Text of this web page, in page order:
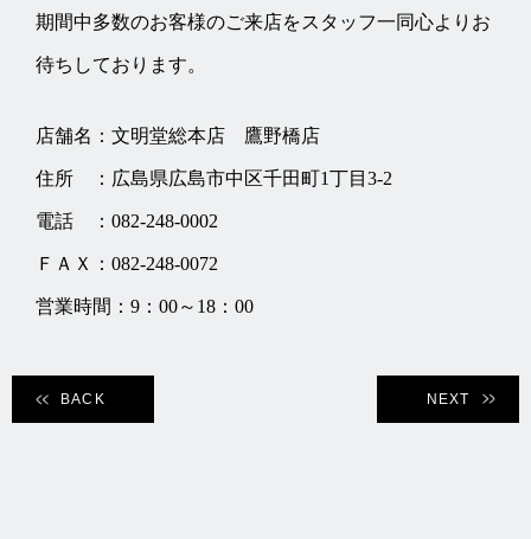
期間中多数のお客様のご来店をスタッフ一同心よりお
待ちしております。
店舗名：文明堂総本店 鷹野橋店
住所 ：広島県広島市中区千田町1丁目3-2
電話 ：082-248-0002
ＦＡＸ：082-248-0072
営業時間：9：00～18：00
BACK NEXT